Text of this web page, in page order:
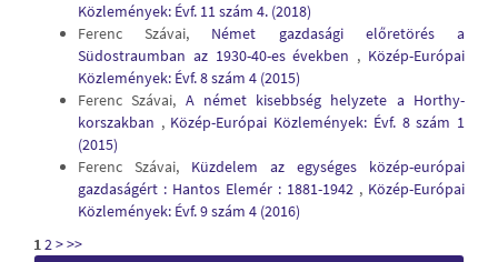
Közlemények: Évf. 11 szám 4. (2018)
Ferenc Szávai, Német gazdasági előretörés a
Südostraumban az 1930-40-es években , Közép-Európai
Közlemények: Évf. 8 szám 4 (2015)
Ferenc Szávai, A német kisebbség helyzete a Horthy-
korszakban , Közép-Európai Közlemények: Évf. 8 szám 1
(2015)
Ferenc Szávai, Küzdelem az egységes közép-európai
gazdaságért : Hantos Elemér : 1881-1942 , Közép-Európai
Közlemények: Évf. 9 szám 4 (2016)
12>>>